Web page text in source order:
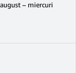
– miercuri